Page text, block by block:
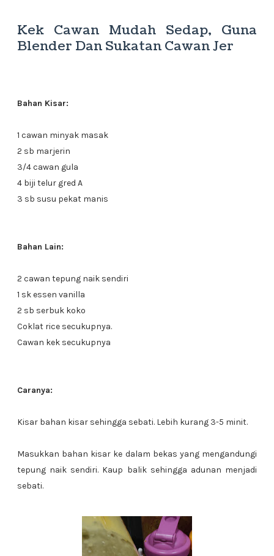
Kek Cawan Mudah Sedap, Guna
Blender Dan Sukatan Cawan Jer
Bahan Kisar:
1 cawan minyak masak
2 sb marjerin
3/4 cawan gula
4 biji telur gred A
3 sb susu pekat manis
Bahan Lain:
2 cawan tepung naik sendiri
1 sk essen vanilla
2 sb serbuk koko
Coklat rice secukupnya.
Cawan kek secukupnya
Caranya:
Kisar bahan kisar sehingga sebati. Lebih kurang 3-5 minit.
Masukkan bahan kisar ke dalam bekas yang mengandungi
tepung naik sendiri. Kaup balik sehingga adunan menjadi
sebati.